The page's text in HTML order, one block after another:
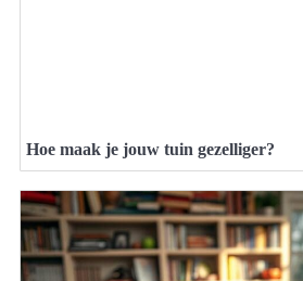
Hoe maak je jouw tuin gezelliger?